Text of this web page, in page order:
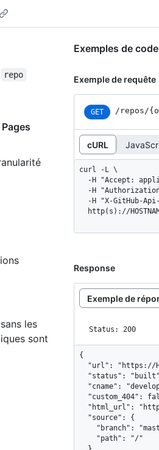
repo
les
sont
Exemples de
Exemple de requête
GET /repos/
cURL
curl -L \
http(s)://
Response
Exemple de
Status: 200
{